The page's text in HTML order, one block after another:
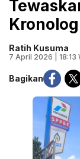
Ratih Kusuma
7 April 2026 | 18:13
Bagikan